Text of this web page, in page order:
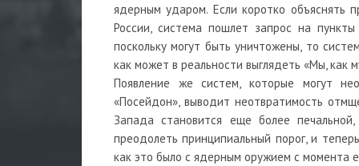
ядерным ударом. Если коротко объяснять
России, система пошлет запрос на
поскольку могут быть уничтожены, то
как может в реальности выглядеть «Мы, как
Появление же систем, которые могут
«Посейдон», выводит неотвратимость
Запада становится еще более
преодолеть принципиальный порог, и
как это было с ядерным оружием с момента